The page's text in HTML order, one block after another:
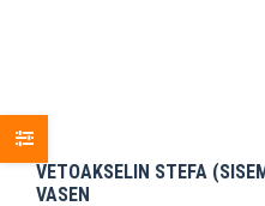
VETOAKSELIN STEFA
VASEN